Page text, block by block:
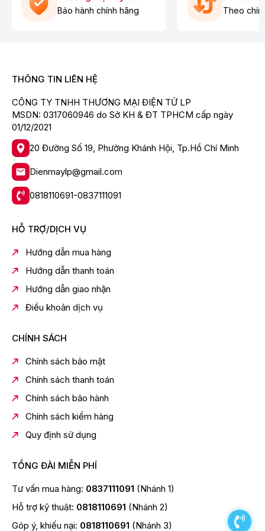
Ngoài ra:
Electrolux EHI7266BF tích hợp công nghệ Hob²Hood
cho phép:
Tự động kết nối với máy hút mùi Electrolux tương thích
Tự điều chỉnh công suất hút theo mức nhiệt nấu
Giúp không gian bếp luôn thông thoáng và tiện nghi
hơn.
Nhiều Tiện Ích Hỗ Trợ Nấu Ăn
năng hiện đại:
Chức năng giữ ấm
Hẹn giờ nấu tiện lợi
1 chế độ nấu cài đặt sẵn
Mang lại trải nghiệm nấu ăn dễ dàng và tiện lợi hơn.
Tính Năng An Toàn Cao
Electrolux trang bị nhiều tính năng bảo vệ an toàn:
Tự ngắt khi quá nhiệt
Cảnh báo mặt bếp nóng
Tự ngắt khi không có nồi
Khóa bảng điều khiển
Thông Số Kỹ Thuật Bếp Từ
Electrolux EHI7266BF
Thông tin chung
Bảo hành chính hãng Theo
THÔNG TIN LIÊN HỆ
CÔNG TY TNHH THƯƠNG MẠI ĐIỆN TỬ LP
MSDN: 0317060946 do Sở KH & ĐT TPHCM cấp ngày
01/12/2021
20 Đường Số 19, Phường Khánh Hội, Tp.Hồ Chí Minh
Dienmaylp@gmail.com
0818110691-0837111091
HỖ TRỢ/DỊCH VỤ
Hướng dẫn mua hàng
Hướng dẫn thanh toán
Hướng dẫn giao nhận
Điều khoản dịch vụ
CHÍNH SÁCH
Chính sách bảo mật
Chính sách thanh toán
Chính sách bảo hành
Chính sách kiểm hàng
Quy định sử dụng
TỔNG ĐÀI MIỄN PHÍ
Tư vấn mua hàng: 0837111091 (Nhánh 1)
Hỗ trợ kỹ thuật: 0818110691 (Nhánh 2)
Góp ý, khiếu nại: 0818110691 (Nhánh 3)